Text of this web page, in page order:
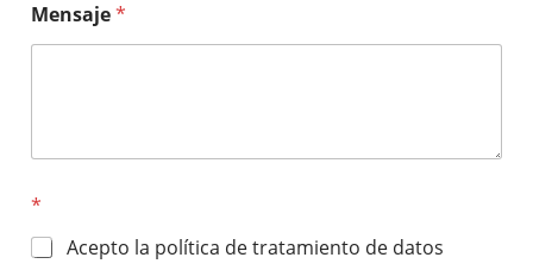
Mensaje*
*
Acepto la política de tratamiento de datos